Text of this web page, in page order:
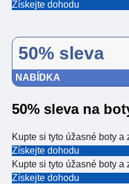
Získejte dohodu
50% sleva
NABÍDKA
50% sleva na
Kupte si tyto úžasné boty a
Získejte dohodu
Kupte si tyto úžasné boty a
Získejte dohodu